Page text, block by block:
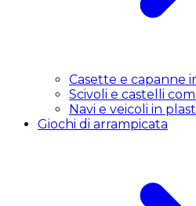
Casette e capanne
Scivoli e castelli
Navi e veicoli in
Giochi di arrampicata